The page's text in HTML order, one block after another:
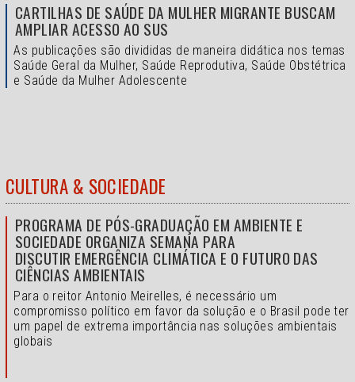
CARTILHAS DE SAÚDE DA MULHER MIGRANTE BUSCAM
AMPLIAR ACESSO AO SUS
As publicações são divididas de maneira didática nos temas
Saúde Geral da Mulher, Saúde Reprodutiva, Saúde Obstétrica
e Saúde da Mulher Adolescente
CULTURA & SOCIEDADE
PROGRAMA DE PÓS-GRADUAÇÃO EM AMBIENTE E
SOCIEDADE ORGANIZA SEMANA PARA
DISCUTIR EMERGÊNCIA CLIMÁTICA E O FUTURO DAS
CIÊNCIAS AMBIENTAIS
Para o reitor Antonio Meirelles, é necessário um
compromisso político em favor da solução e o Brasil pode ter
um papel de extrema importância nas soluções ambientais
globais